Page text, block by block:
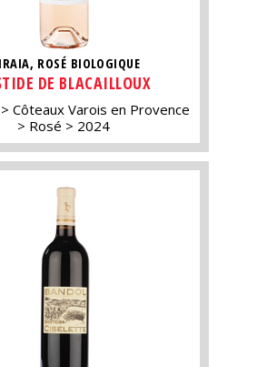
ROSÉ BIOLOGIQUE
DE BLACAILLOUX
Côteaux Varois en Provence
Rosé
2024